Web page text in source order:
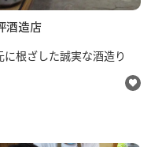
酒造店
に根ざした誠実な酒造り